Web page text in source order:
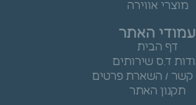
מוצרי אווירה
עמודי האתר
דף הבית
ד.ס שירותים
קשר / השארת פרטים
תקנון האתר